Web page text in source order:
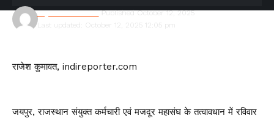
Last updated: October 12, 2025 12:05 pm
Rajesh Kumawat Published October 12, 2025
राजेश कुमावत, indireporter.com
जयपुर, राजस्थान संयुक्त कर्मचारी एवं मजदूर महासंघ के तत्वावधान में रविवार